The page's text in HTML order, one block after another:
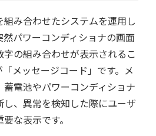
み合わせたシステムを運用し
パワーコンディショナの画面
の組み合わせが表示されるこ
メッセージコード」です。メ
蓄電池やパワーコンディショナ
、異常を検知した際にユーザ
な表示です。